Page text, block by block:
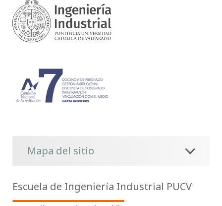
Mapa del sitio
Escuela de Ingeniería Industrial PUCV